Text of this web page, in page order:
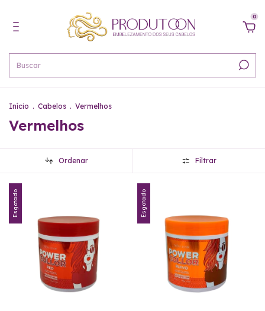
0
Início . Cabelos . Vermelhos
Vermelhos
Ordenar Filtrar
Esgotado Esgotado